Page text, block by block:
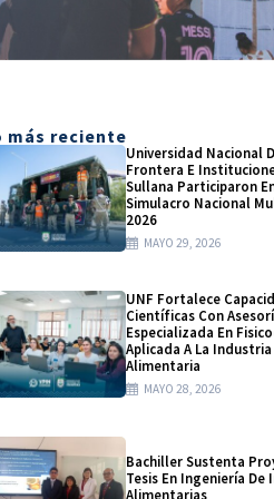
más reciente
Universidad Nacional
Frontera E
Sullana Participaron
Simulacro Nacional
2026
MAYO 29, 2026
UNF Fortalece
Científicas Con
Especializada En
Aplicada A La Industria
Alimentaria
MAYO 28, 2026
Bachiller Sustenta
Tesis En Ingeniería De
Alimentarias